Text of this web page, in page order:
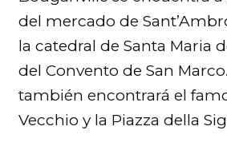
del mercado de
la catedral de Santa Maria
del Convento de San
también encontrará el
Vecchio y la Piazza della